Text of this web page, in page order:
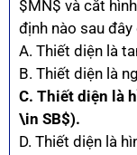
$MN$ và cắt
định nào sau
A. Thiết diện là
B. Thiết diện là
C. Thiết diện là
\in SB$).
D. Thiết diện là